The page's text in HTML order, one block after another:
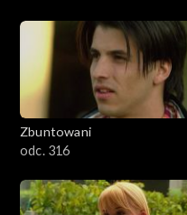
Zbuntowani
odc. 316